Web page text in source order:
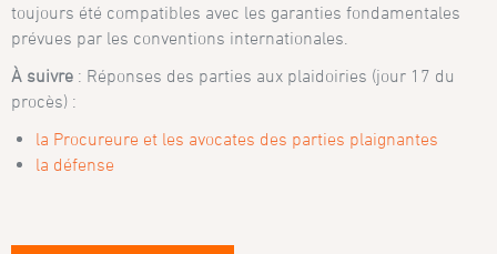
toujours été compatibles avec les garanties fondamentales
prévues par les conventions internationales.
À suivre : Réponses des parties aux plaidoiries (jour 17 du
procès) :
la Procureure et les avocates des parties plaignantes
la défense